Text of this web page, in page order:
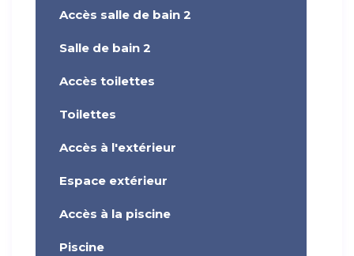
Accès salle de bain 2
Salle de bain 2
Accès toilettes
Toilettes
Accès à l'extérieur
Espace extérieur
Accès à la piscine
Piscine